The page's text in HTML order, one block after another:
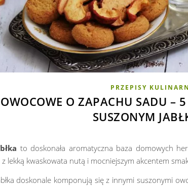
PRZEPISY
O ZAPACHU SADU –
SUSZONYM
to doskonała aromatyczna baza domowych
z lekką kwaskowata nutą i mocniejszym akcentem
doskonale komponują się z innymi suszonymi